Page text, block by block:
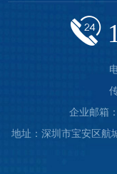
企业邮箱
地址：深圳市宝安区航